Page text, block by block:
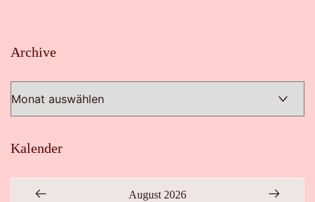
Archive
Kalender
August 2026